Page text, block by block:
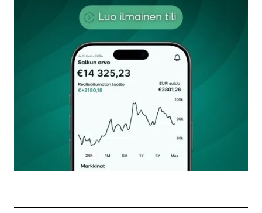
Sähköpostiosoitettasi ei julkaista.Pakolliset
kentät on merkitty*
Kommentti*
Nimesi tai nimimerkkisi
Sähköpostiosoitteesi
Tilaa SalkunRakentajan uutiskirje